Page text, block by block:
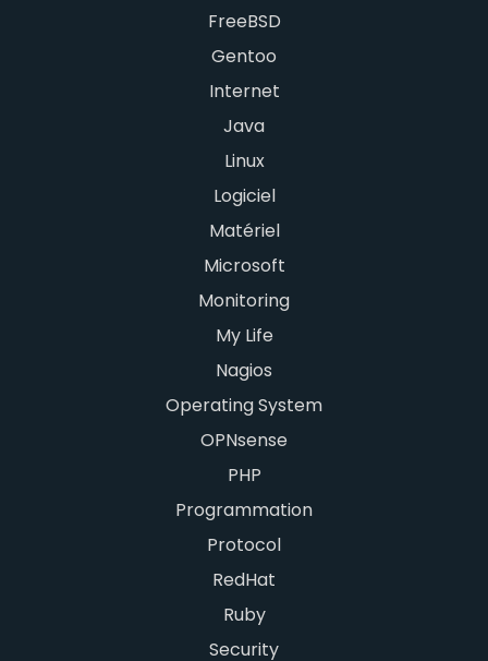
FreeBSD
Gentoo
Internet
Java
Linux
Logiciel
Matériel
Microsoft
Monitoring
My Life
Nagios
Operating System
OPNsense
PHP
Programmation
Protocol
RedHat
Ruby
Security